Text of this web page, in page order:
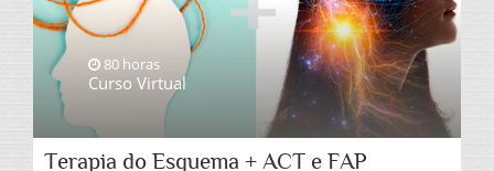
80 horas
Curso Virtual
Terapia do Esquema + ACT e FAP